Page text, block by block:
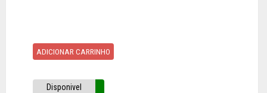
ADICIONAR CARRINHO
Disponivel